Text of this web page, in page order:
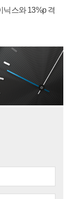
닉스와 13%p 격